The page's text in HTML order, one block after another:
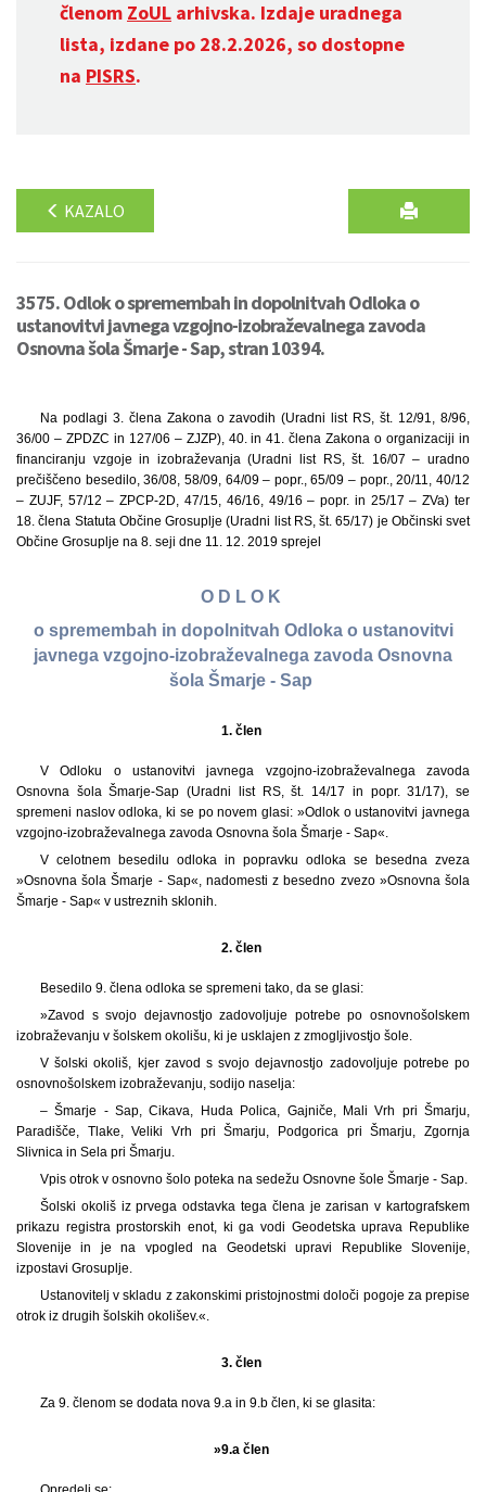
členom ZoUL arhivska. Izdaje uradnega
lista, izdane po 28.2.2026, so dostopne
na PISRS.
KAZALO
3575. Odlok o spremembah in dopolnitvah Odloka o
ustanovitvi javnega vzgojno-izobraževalnega zavoda
Osnovna šola Šmarje - Sap, stran 10394.
Na podlagi 3. člena Zakona o zavodih (Uradni list RS, št. 12/91, 8/96,
36/00 – ZPDZC in 127/06 – ZJZP), 40. in 41. člena Zakona o organizaciji in
financiranju vzgoje in izobraževanja (Uradni list RS, št. 16/07 – uradno
prečiščeno besedilo, 36/08, 58/09, 64/09 – popr., 65/09 – popr., 20/11, 40/12
– ZUJF, 57/12 – ZPCP-2D, 47/15, 46/16, 49/16 – popr. in 25/17 – ZVa) ter
18. člena Statuta Občine Grosuplje (Uradni list RS, št. 65/17) je Občinski svet
Občine Grosuplje na 8. seji dne 11. 12. 2019 sprejel
O D L O K
o spremembah in dopolnitvah Odloka o ustanovitvi
javnega vzgojno-izobraževalnega zavoda Osnovna
šola Šmarje - Sap
1. člen
V Odloku o ustanovitvi javnega vzgojno-izobraževalnega zavoda
Osnovna šola Šmarje-Sap (Uradni list RS, št. 14/17 in popr. 31/17), se
spremeni naslov odloka, ki se po novem glasi: »Odlok o ustanovitvi javnega
vzgojno-izobraževalnega zavoda Osnovna šola Šmarje - Sap«.
V celotnem besedilu odloka in popravku odloka se besedna zveza
»Osnovna šola Šmarje - Sap«, nadomesti z besedno zvezo »Osnovna šola
Šmarje - Sap« v ustreznih sklonih.
2. člen
Besedilo 9. člena odloka se spremeni tako, da se glasi:
»Zavod s svojo dejavnostjo zadovoljuje potrebe po osnovnošolskem
izobraževanju v šolskem okolišu, ki je usklajen z zmogljivostjo šole.
V šolski okoliš, kjer zavod s svojo dejavnostjo zadovoljuje potrebe po
osnovnošolskem izobraževanju, sodijo naselja:
– Šmarje - Sap, Cikava, Huda Polica, Gajniče, Mali Vrh pri Šmarju,
Paradišče, Tlake, Veliki Vrh pri Šmarju, Podgorica pri Šmarju, Zgornja
Slivnica in Sela pri Šmarju.
Vpis otrok v osnovno šolo poteka na sedežu Osnovne šole Šmarje - Sap.
Šolski okoliš iz prvega odstavka tega člena je zarisan v kartografskem
prikazu registra prostorskih enot, ki ga vodi Geodetska uprava Republike
Slovenije in je na vpogled na Geodetski upravi Republike Slovenije,
izpostavi Grosuplje.
Ustanovitelj v skladu z zakonskimi pristojnostmi določi pogoje za prepise
otrok iz drugih šolskih okolišev.«.
3. člen
Za 9. členom se dodata nova 9.a in 9.b člen, ki se glasita:
»9.a člen